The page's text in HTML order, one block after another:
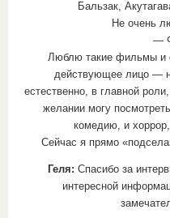
Бальзак,
Не очень
—
Люблю такие фильмы и
действующее лицо —
естественно, в главной
желании могу
комедию, и
Сейчас я прямо
Геля: Спасибо за
интересной